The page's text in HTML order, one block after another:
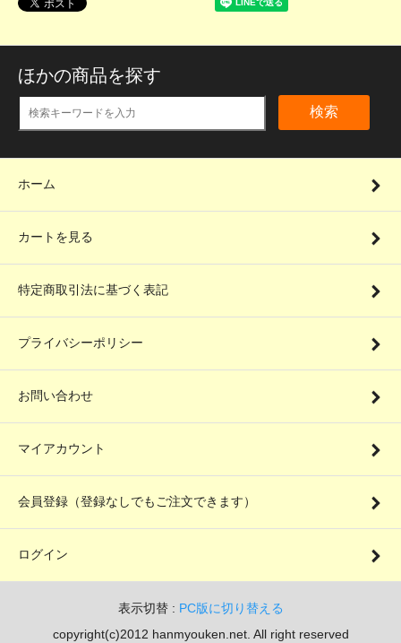
ほかの商品を探す
検索
ホーム
カートを見る
特定商取引法に基づく表記
プライバシーポリシー
お問い合わせ
マイアカウント
会員登録（登録なしでもご注文できます）
ログイン
表示切替 : PC版に切り替える
copyright(c)2012 hanmyouken.net. All right reserved